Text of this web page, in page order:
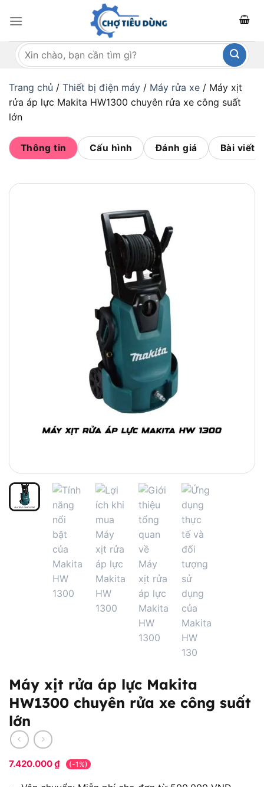
qua
dungTìm
kiếm:
Trang chủ / Thiết bị điện máy / Máy rửa xe / Máy xịt
rửa áp lực Makita HW1300 chuyên rửa xe công suất
lớn
Thông tin Cấu hình Đánh giá Bài viết
Máy xịt rửa áp lực Makita
HW1300 chuyên rửa xe công suất
lớn
7.420.000₫ (-1%)